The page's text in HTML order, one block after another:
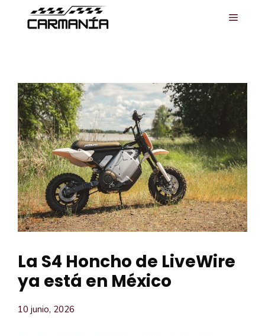
MENÚ
La S4 Honcho de LiveWire
ya está en México
10 junio, 2026